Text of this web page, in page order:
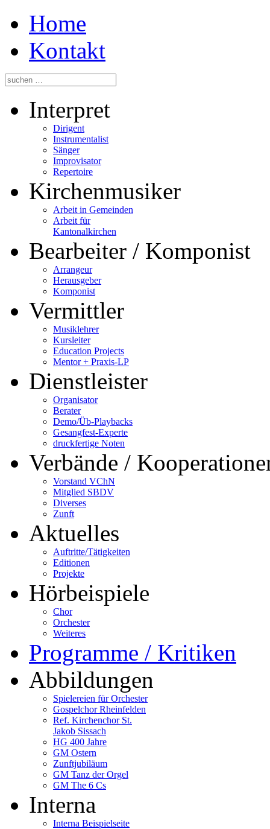
Home
Kontakt
Interpret
Dirigent
Instrumentalist
Sänger
Improvisator
Repertoire
Kirchenmusiker
Arbeit in Gemeinden
Arbeit für
Kantonalkirchen
Bearbeiter / Komponist
Arrangeur
Herausgeber
Komponist
Vermittler
Musiklehrer
Kursleiter
Education Projects
Mentor + Praxis-LP
Dienstleister
Organisator
Berater
Demo/Üb-Playbacks
Gesangfest-Experte
druckfertige Noten
Verbände /
Vorstand VChN
Mitglied SBDV
Diverses
Zunft
Aktuelles
Auftritte/Tätigkeiten
Editionen
Projekte
Hörbeispiele
Chor
Orchester
Weiteres
Programme / Kritiken
Abbildungen
Spielereien für Orchester
Gospelchor Rheinfelden
Ref. Kirchenchor St.
Jakob Sissach
HG 400 Jahre
GM Ostern
Zunftjubiläum
GM Tanz der Orgel
GM The 6 Cs
Interna
Interna Beispielseite